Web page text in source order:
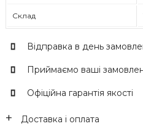
Склад
Відправка в день
Приймаємо ваші
Офіційна гарантія якості
Доставка і оплата